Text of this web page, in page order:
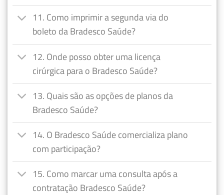
11. Como imprimir a segunda via do
boleto da Bradesco Saúde?
12. Onde posso obter uma licença
cirúrgica para o Bradesco Saúde?
13. Quais são as opções de planos da
Bradesco Saúde?
14. O Bradesco Saúde comercializa plano
com participação?
15. Como marcar uma consulta após a
contratação Bradesco Saúde?